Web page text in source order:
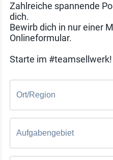
Zahlreiche spannende
dich.
Bewirb dich in nur einer
Onlineformular.
Starte im #teamsellwerk!
Ort/Region
Aufgabengebiet